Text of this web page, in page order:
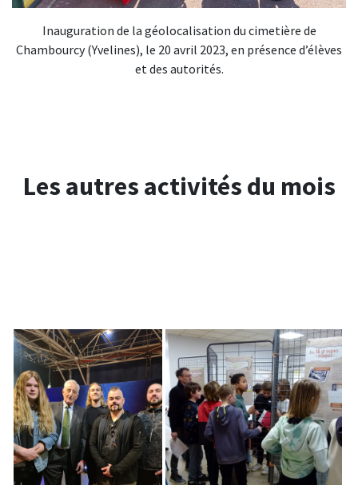
Inauguration de la géolocalisation du cimetière de
Chambourcy (Yvelines), le 20 avril 2023, en présence d’élèves
et des autorités.
Les autres activités du mois